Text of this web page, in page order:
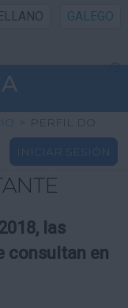
GALEGO
> PERFIL DO
INICIAR SESIÓN
las
consultan en